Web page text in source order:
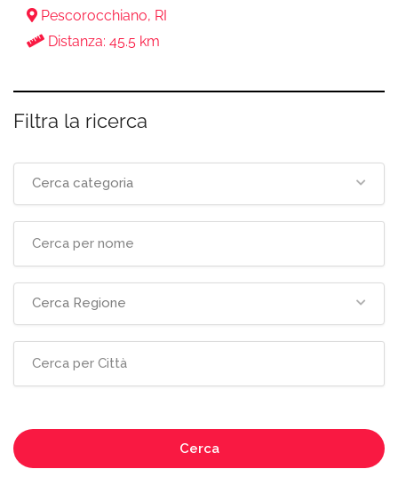
Pescorocchiano, RI
Distanza: 45.5 km
Filtra la ricerca
Cerca categoria
Cerca Regione
Cerca